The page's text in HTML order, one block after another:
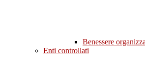
Benessere
Enti controllati